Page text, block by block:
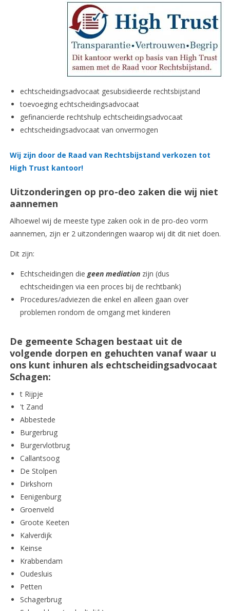
echtscheidingsadvocaat gesubsidieerde rechtsbijstand
toevoeging echtscheidingsadvocaat
gefinancierde rechtshulp echtscheidingsadvocaat
echtscheidingsadvocaat van onvermogen
Wij zijn door de Raad van Rechtsbijstand verkozen tot
High Trust kantoor!
Uitzonderingen op pro-deo zaken die wij niet
aannemen
Alhoewel wij de meeste type zaken ook in de pro-deo vorm
aannemen, zijn er 2 uitzonderingen waarop wij dit dit niet doen.
Dit zijn:
Echtscheidingen die geen mediationzijn (dus
echtscheidingen via een proces bij de rechtbank)
Procedures/adviezen die enkel en alleen gaan over
problemen rondom de omgang met kinderen
De gemeente Schagen bestaat uit de
volgende dorpen en gehuchten vanaf waar u
ons kunt inhuren als echtscheidingsadvocaat
Schagen:
t Rijpje
't Zand
Abbestede
Burgerbrug
Burgervlotbrug
Callantsoog
De Stolpen
Dirkshorn
Eenigenburg
Groenveld
Groote Keeten
Kalverdijk
Keinse
Krabbendam
Oudesluis
Petten
Schagerbrug